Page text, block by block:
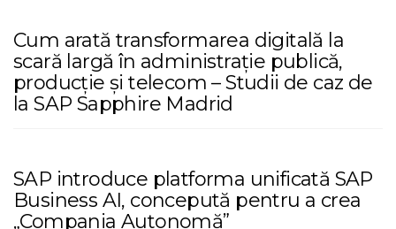
Cum arată transformarea digitală la
scară largă în administrație publică,
producție și telecom – Studii de caz de
la SAP Sapphire Madrid
SAP introduce platforma unificată SAP
Business AI, concepută pentru a crea
„Compania Autonomă”